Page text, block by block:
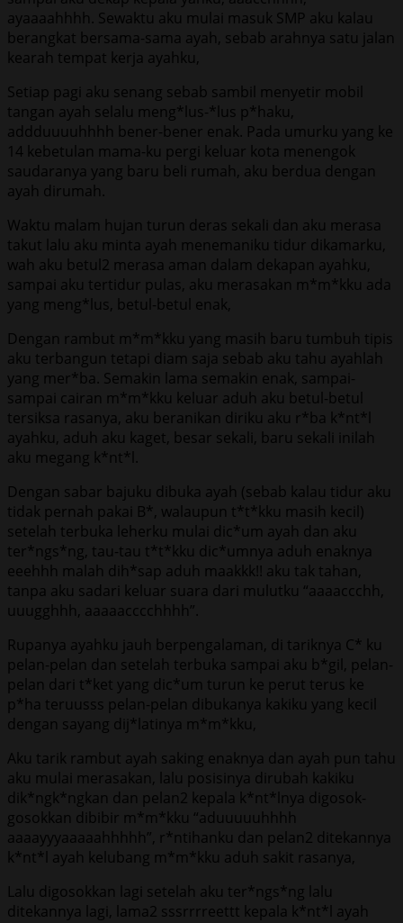
ayaaaahhhh. Sewaktu aku mulai masuk SMP aku kalau
berangkat bersama-sama ayah, sebab arahnya satu jalan
kearah tempat kerja ayahku,
Setiap pagi aku senang sebab sambil menyetir mobil
tangan ayah selalu meng*lus-*lus p*haku,
addduuuuhhhh bener-bener enak. Pada umurku yang ke
14 kebetulan mama-ku pergi keluar kota menengok
saudaranya yang baru beli rumah, aku berdua dengan
ayah dirumah.
Waktu malam hujan turun deras sekali dan aku merasa
takut lalu aku minta ayah menemaniku tidur dikamarku,
wah aku betul2 merasa aman dalam dekapan ayahku,
sampai aku tertidur pulas, aku merasakan m*m*kku ada
yang meng*lus, betul-betul enak,
Dengan rambut m*m*kku yang masih baru tumbuh tipis
aku terbangun tetapi diam saja sebab aku tahu ayahlah
yang mer*ba. Semakin lama semakin enak, sampai-
sampai cairan m*m*kku keluar aduh aku betul-betul
tersiksa rasanya, aku beranikan diriku aku r*ba k*nt*l
ayahku, aduh aku kaget, besar sekali, baru sekali inilah
aku megang k*nt*l.
Dengan sabar bajuku dibuka ayah (sebab kalau tidur aku
tidak pernah pakai B*, walaupun t*t*kku masih kecil)
setelah terbuka leherku mulai dic*um ayah dan aku
ter*ngs*ng, tau-tau t*t*kku dic*umnya aduh enaknya
eeehhh malah dih*sap aduh maakkk!! aku tak tahan,
tanpa aku sadari keluar suara dari mulutku “aaaaccchh,
uuugghhh, aaaaacccchhhh”.
Rupanya ayahku jauh berpengalaman, di tariknya C* ku
pelan-pelan dan setelah terbuka sampai aku b*gil, pelan-
pelan dari t*ket yang dic*um turun ke perut terus ke
p*ha teruusss pelan-pelan dibukanya kakiku yang kecil
dengan sayang dij*latinya m*m*kku,
Aku tarik rambut ayah saking enaknya dan ayah pun tahu
aku mulai merasakan, lalu posisinya dirubah kakiku
dik*ngk*ngkan dan pelan2 kepala k*nt*lnya digosok-
gosokkan dibibir m*m*kku “aduuuuuhhhh
aaaayyyaaaaahhhhh”, r*ntihanku dan pelan2 ditekannya
k*nt*l ayah kelubang m*m*kku aduh sakit rasanya,
Lalu digosokkan lagi setelah aku ter*ngs*ng lalu
ditekannya lagi, lama2 sssrrrreettt kepala k*nt*l ayah